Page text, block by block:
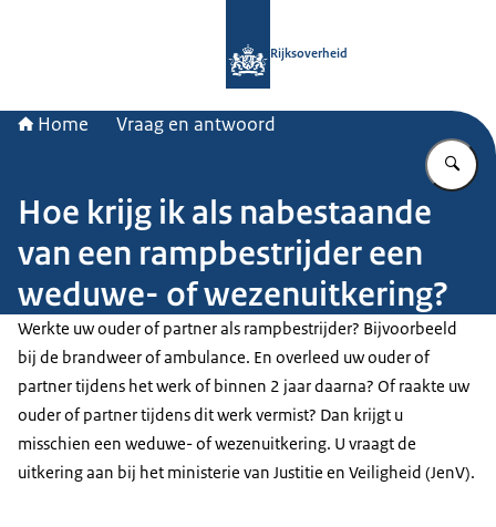
Rijksoverheid
Home Vraag en antwoord
Hoe krijg ik als nabestaande
van een rampbestrijder een
weduwe- of wezenuitkering?
Werkte uw ouder of partner als rampbestrijder? Bijvoorbeeld
bij de brandweer of ambulance. En overleed uw ouder of
partner tijdens het werk of binnen 2 jaar daarna? Of raakte uw
ouder of partner tijdens dit werk vermist? Dan krijgt u
misschien een weduwe- of wezenuitkering. U vraagt de
uitkering aan bij het ministerie van Justitie en Veiligheid (JenV).